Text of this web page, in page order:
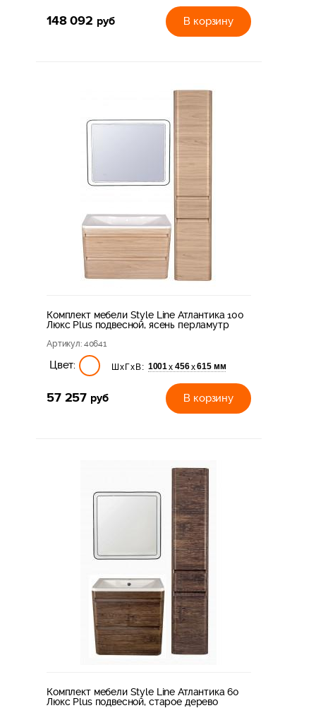
148 092 руб В корзину
Комплект мебели Style Line Атлантика 100
Люкс Plus подвесной, ясень перламутр
Артикул: 40641
Цвет: ШхГхВ: 1001 х 456х 615 мм
57 257 руб В корзину
Комплект мебели Style Line Атлантика 60
Люкс Plus подвесной, старое дерево